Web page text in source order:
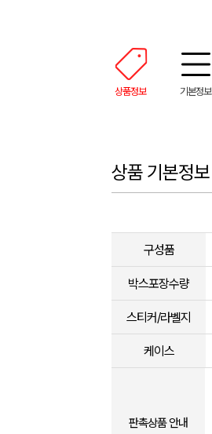
상품정보 기본정보
상품 기본정보
구성품
박스포장수량
스티커/라벨지
케이스
판촉상품 안내